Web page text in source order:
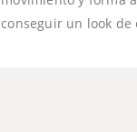
conseguir un look de